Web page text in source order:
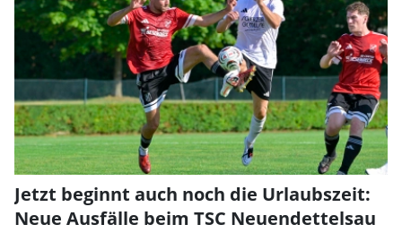
Jetzt beginnt auch noch die Urlaubszeit:
Neue Ausfälle beim TSC Neuendettelsau